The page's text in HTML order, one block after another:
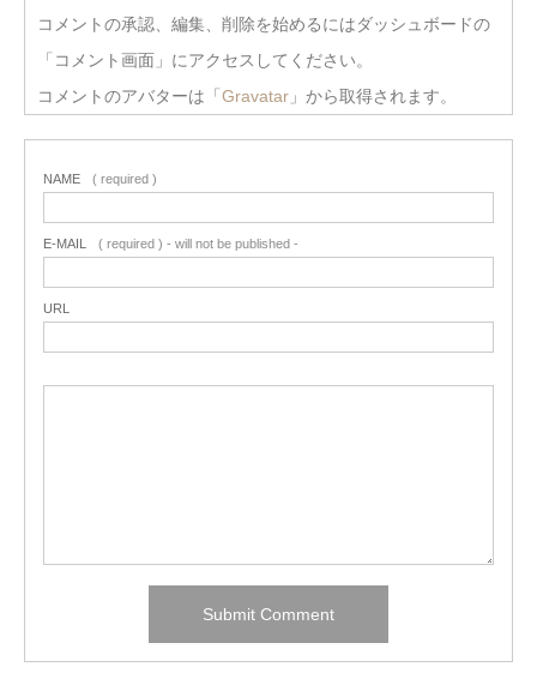
コメントの承認、編集、削除を始めるにはダッシュボードの
「コメント画面」にアクセスしてください。
コメントのアバターは「 Gravatar 」から取得されます。
NAME ( required )
E-MAIL ( required ) - will not be published -
URL